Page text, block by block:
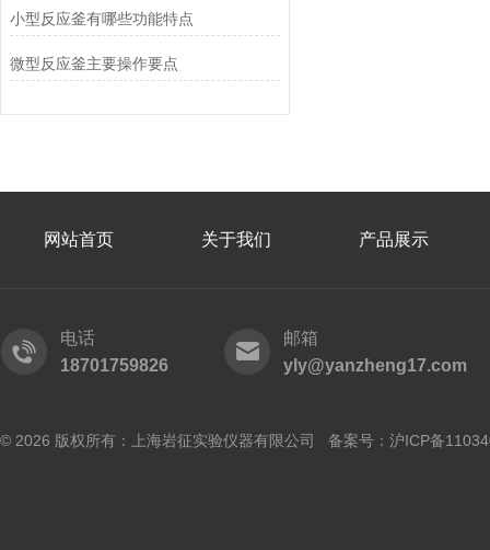
小型反应釜有哪些功能特点
微型反应釜主要操作要点
网站首页 关于我们 产品展示
电话
18701759826
邮箱
yly@yanzheng17.com
© 2026 版权所有：上海岩征实验仪器有限公司 备案号： 沪ICP备